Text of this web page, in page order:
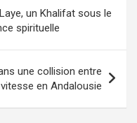
un Khalifat sous le
spirituelle
une collision entre
en Andalousie